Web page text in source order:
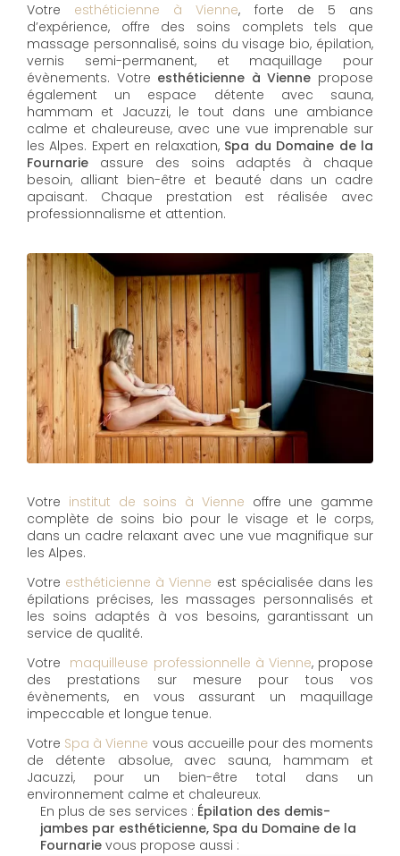
Votre esthéticienne à Vienne, forte de 5 ans
d’expérience, offre des soins complets tels que
massage personnalisé, soins du visage bio, épilation,
vernis semi-permanent, et maquillage pour
évènements. Votre esthéticienne à Vienne propose
également un espace détente avec sauna,
hammam et Jacuzzi, le tout dans une ambiance
calme et chaleureuse, avec une vue imprenable sur
les Alpes. Expert en relaxation, Spa du Domaine de la
Fournarie assure des soins adaptés à chaque
besoin, alliant bien-être et beauté dans un cadre
apaisant. Chaque prestation est réalisée avec
professionnalisme et attention.
Votre institut de soins à Vienne offre une gamme
complète de soins bio pour le visage et le corps,
dans un cadre relaxant avec une vue magnifique sur
les Alpes.
Votre esthéticienne à Vienne est spécialisée dans les
épilations précises, les massages personnalisés et
les soins adaptés à vos besoins, garantissant un
service de qualité.
Votre maquilleuse professionnelle à Vienne, propose
des prestations sur mesure pour tous vos
évènements, en vous assurant un maquillage
impeccable et longue tenue.
Votre Spa à Vienne vous accueille pour des moments
de détente absolue, avec sauna, hammam et
Jacuzzi, pour un bien-être total dans un
environnement calme et chaleureux.
En plus de ses services : Épilation des demis-
jambes par esthéticienne, Spa du Domaine de la
Fournarie vous propose aussi :